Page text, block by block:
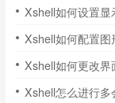
Xshell如何设置
Xshell如何配置
Xshell如何更改
Xshell怎么进行